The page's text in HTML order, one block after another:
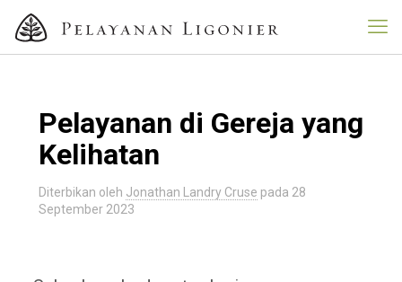
Pelayanan di Gereja yang
Kelihatan
Diterbikan oleh Jonathan Landry Cruse pada 28
September 2023